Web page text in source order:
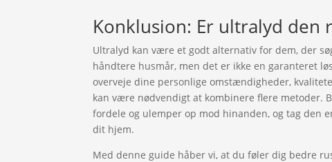
Konklusion: Er ultralyd den
Ultralyd kan være et godt alternativ for dem, der
håndtere husmår, men det er ikke en garanteret
overveje dine personlige omstændigheder,
kan være nødvendigt at kombinere flere metoder.
fordele og ulemper op mod hinanden, og tag den
dit hjem.
Med denne guide håber vi, at du føler dig bedre